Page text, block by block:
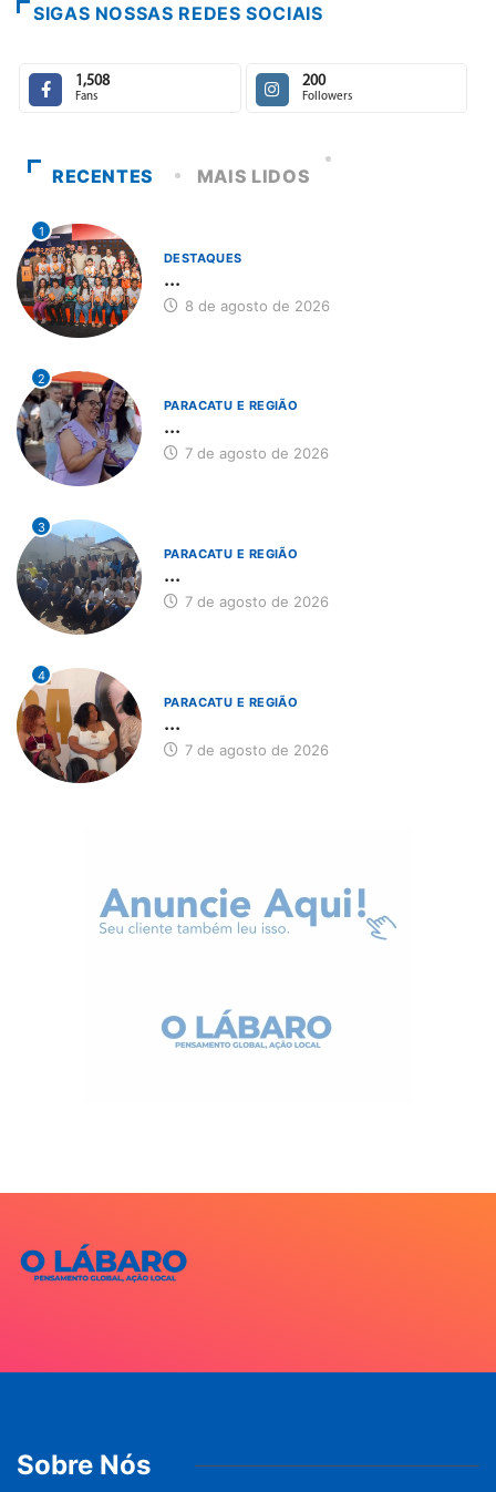
SIGAS NOSSAS REDES SOCIAIS
1,508
Fans
200
Followers
RECENTES MAIS LIDOS
1
DESTAQUES
...
8 de agosto de 2026
2
PARACATU E REGIÃO
...
7 de agosto de 2026
3
PARACATU E REGIÃO
...
7 de agosto de 2026
4
PARACATU E REGIÃO
...
7 de agosto de 2026
Sobre Nós